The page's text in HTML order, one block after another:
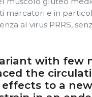
marcatori e in
al virus PRRS,
with few
the
to a